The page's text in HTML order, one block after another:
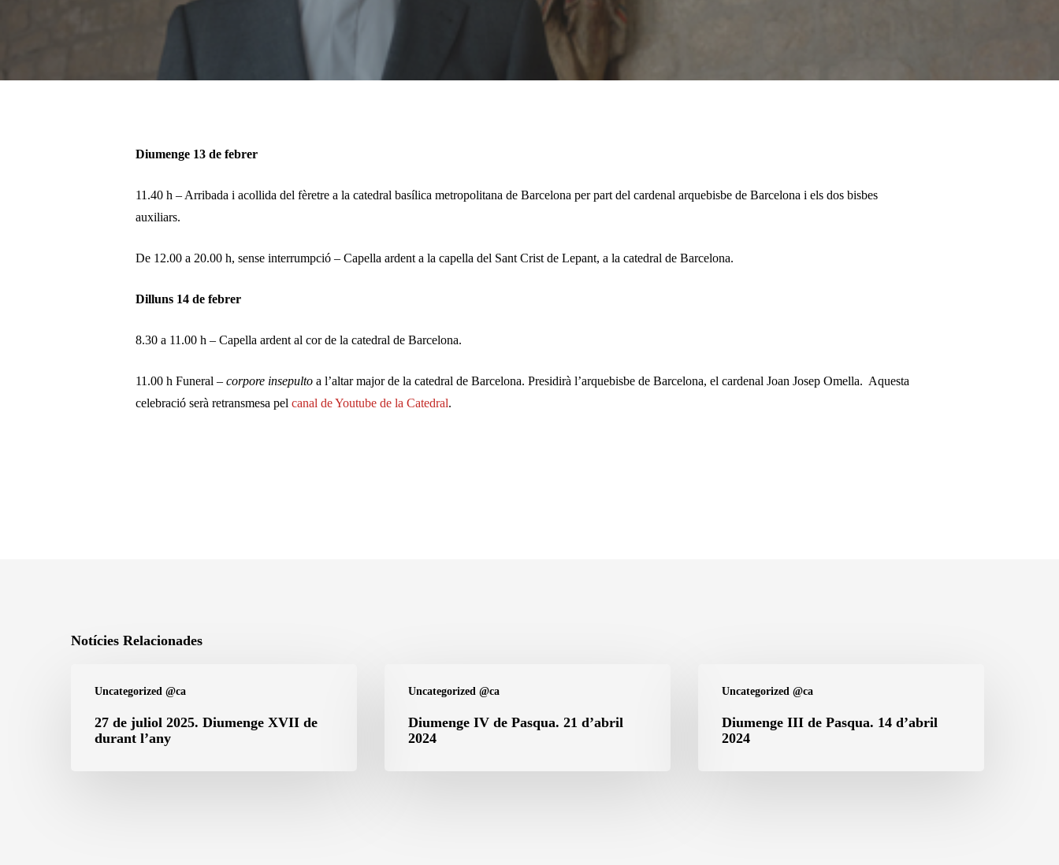
Diumenge 13 de febrer
11.40 h – Arribada i acollida del fèretre a la catedral basílica metropolitana de Barcelona per part del cardenal arquebisbe de Barcelona i els dos bisbes
auxiliars.
De 12.00 a 20.00 h, sense interrumpció – Capella ardent a la capella del Sant Crist de Lepant, a la catedral de Barcelona.
Dilluns 14 de febrer
8.30 a 11.00 h – Capella ardent al cor de la catedral de Barcelona.
11.00 h Funeral – corpore insepulto a l’altar major de la catedral de Barcelona. Presidirà l’arquebisbe de Barcelona, el cardenal Joan Josep Omella. Aquesta
celebració serà retransmesa pel canal de Youtube de la Catedral.
Notícies Relacionades
Uncategorized @ca
2025.
27 de juliol 2025. Diumenge XVII de
durant l’any
Uncategorized @ca
Pasqua.
Diumenge IV de Pasqua. 21 d’abril
2024
Uncategorized @ca
Pasqua.
Diumenge III de Pasqua. 14 d’abril
2024